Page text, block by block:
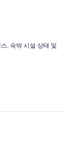
, 숙박 시설 상태 및